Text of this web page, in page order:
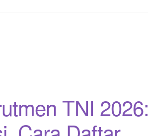
TNI 2026: